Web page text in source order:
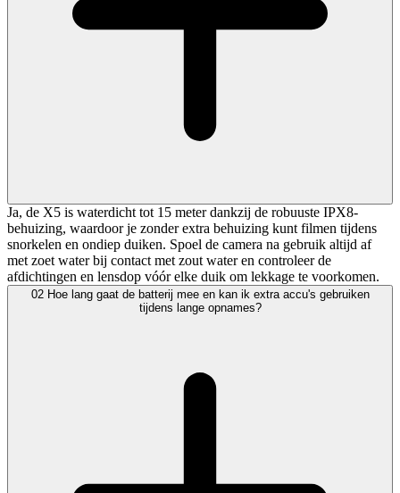
Ja, de X5 is waterdicht tot 15 meter dankzij de robuuste IPX8-
behuizing, waardoor je zonder extra behuizing kunt filmen tijdens
snorkelen en ondiep duiken. Spoel de camera na gebruik altijd af
met zoet water bij contact met zout water en controleer de
afdichtingen en lensdop vóór elke duik om lekkage te voorkomen.
02 Hoe lang gaat de batterij mee en kan ik extra accu's gebruiken
tijdens lange opnames?